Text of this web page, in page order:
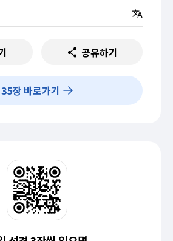
공유하기
35장 바로가기